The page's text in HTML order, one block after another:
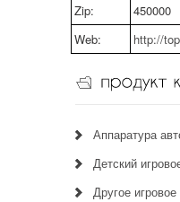
Zip:
450000
Web:
http://
Аппаратура
Детский
Другое